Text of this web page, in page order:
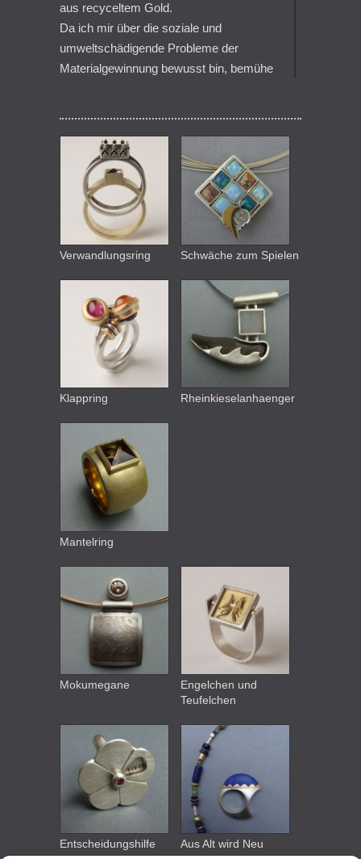
aus recyceltem Gold.
Da ich mir über die soziale und
umweltschädigende Probleme der
Materialgewinnung bewusst bin, bemühe
sich wie ein Mantel um Finger, Luft und
Stein.
Verwandlungsring Schwäche zum Spielen
Klappring Rheinkieselanhaenger
Mantelring
Mokumegane
Engelchen und
Teufelchen
Entscheidungshilfe Aus Alt wird Neu